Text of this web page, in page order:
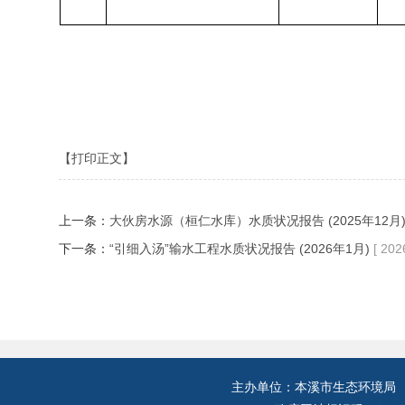
【打印正文】
上一条： 大伙房水源（桓仁水库）水质状况报告 (2025年12月)
下一条： “引细入汤”输水工程水质状况报告 (2026年1月) [
主办单位：本溪市生态环境